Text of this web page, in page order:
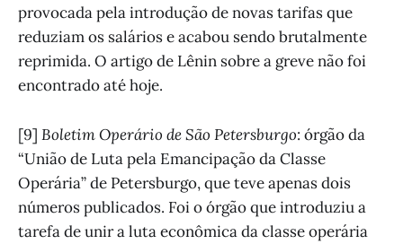
provocada pela introdução de novas tarifas que
reduziam os salários e acabou sendo brutalmente
reprimida. O artigo de Lênin sobre a greve não foi
encontrado até hoje.
[9] Boletim Operário de São Petersburgo: órgão da
“União de Luta pela Emancipação da Classe
Operária” de Petersburgo, que teve apenas dois
números publicados. Foi o órgão que introduziu a
tarefa de unir a luta econômica da classe operária